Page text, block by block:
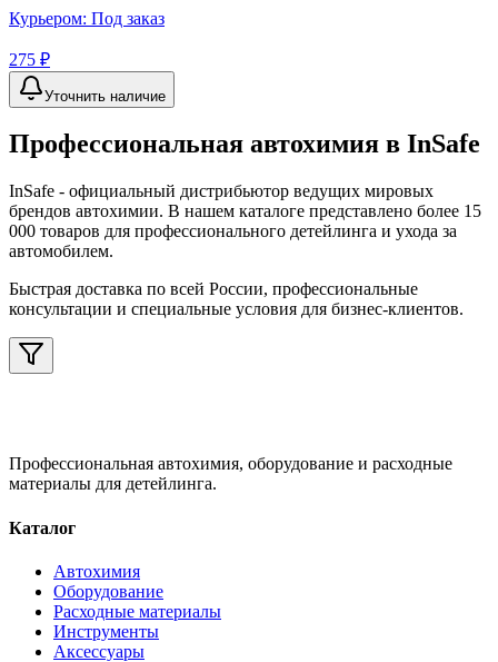
Курьером: Под заказ
275 ₽
Уточнить наличие
Профессиональная автохимия в InSafe
InSafe - официальный дистрибьютор ведущих мировых
брендов автохимии. В нашем каталоге представлено более 15
000 товаров для профессионального детейлинга и ухода за
автомобилем.
Быстрая доставка по всей России, профессиональные
консультации и специальные условия для бизнес-клиентов.
Профессиональная автохимия, оборудование и расходные
материалы для детейлинга.
Каталог
Автохимия
Оборудование
Расходные материалы
Инструменты
Аксессуары